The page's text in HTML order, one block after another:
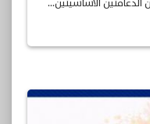
الاساسيتين...